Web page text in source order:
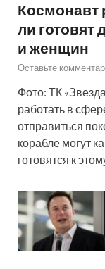
Космонавт
ли готовят
и женщин
Оставьте
Фото: ТК
работать в
отправиться
корабле могут
готовятся к